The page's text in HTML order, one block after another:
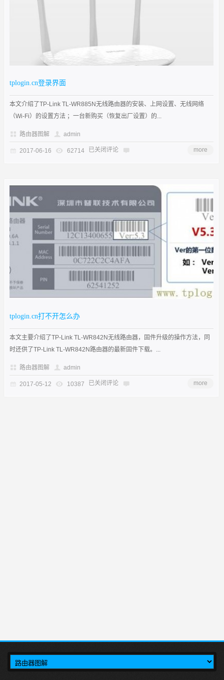
tplogin.cn登录界面
本文介绍了TP-Link TL-WR885N无线路由器的安装、上网设置、无线网络
（Wi-Fi）的设置方法 ；一台新购买（恢复出厂设置）的...
路由器图解 admin
2017-06-16 62714 已关闭评论 more
tplogin.cn打不开怎么办
本文主要介绍了TP-Link TL-WR842N无线路由器，固件升级的操作方法，同
时还供了TP-Link TL-WR842N路由器的最新固件下载。...
路由器图解 admin
2017-05-12 10387 已关闭评论 more